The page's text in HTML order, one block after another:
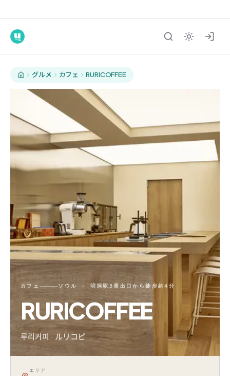
グルメ カフェ RURICOFFEE
カフェ ソウル · 明洞駅3番出口から徒歩約4分
RURICOFFEE
루리커피 · ルリコピ
エリア